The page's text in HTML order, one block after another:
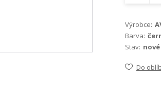
Výrobce:
Barva:
Stav:
Do